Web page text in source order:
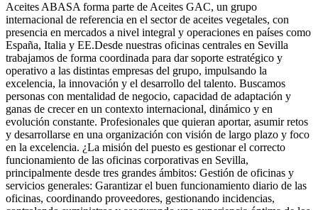
Aceites ABASA forma parte de Aceites GAC, un grupo
internacional de referencia en el sector de aceites vegetales, con
presencia en mercados a nivel integral y operaciones en países como
España, Italia y EE.Desde nuestras oficinas centrales en Sevilla
trabajamos de forma coordinada para dar soporte estratégico y
operativo a las distintas empresas del grupo, impulsando la
excelencia, la innovación y el desarrollo del talento. Buscamos
personas con mentalidad de negocio, capacidad de adaptación y
ganas de crecer en un contexto internacional, dinámico y en
evolución constante. Profesionales que quieran aportar, asumir retos
y desarrollarse en una organización con visión de largo plazo y foco
en la excelencia. ¿La misión del puesto es gestionar el correcto
funcionamiento de las oficinas corporativas en Sevilla,
principalmente desde tres grandes ámbitos: Gestión de oficinas y
servicios generales: Garantizar el buen funcionamiento diario de las
oficinas, coordinando proveedores, gestionando incidencias,